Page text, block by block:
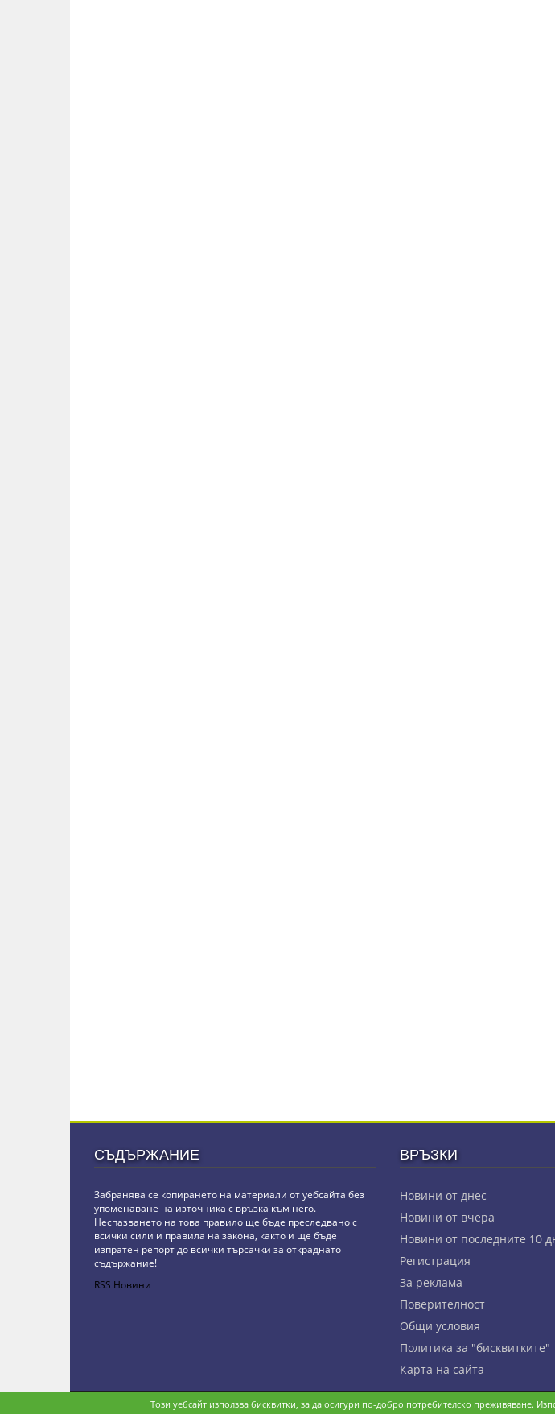
СЪДЪРЖАНИЕ
Забранява се копирането на материали от уебсайта без
упоменаване на източника с връзка към него.
Неспазването на това правило ще бъде преследвано с
всички сили и правила на закона, както и ще бъде
изпратен репорт до всички търсачки за откраднато
съдържание!
RSS Новини
ВРЪЗКИ
Новини от днес
Новини от вчера
Новини от последните 10
Регистрация
За реклама
Πoвepитeлнocт
Общи условия
Политика за "бисквитките"
Карта на сайта
Copyright © stz24.com. Developed by BPage CMS.
Този уебсайт използва бисквитки, за да осигури по-добро потребителско преживяване.